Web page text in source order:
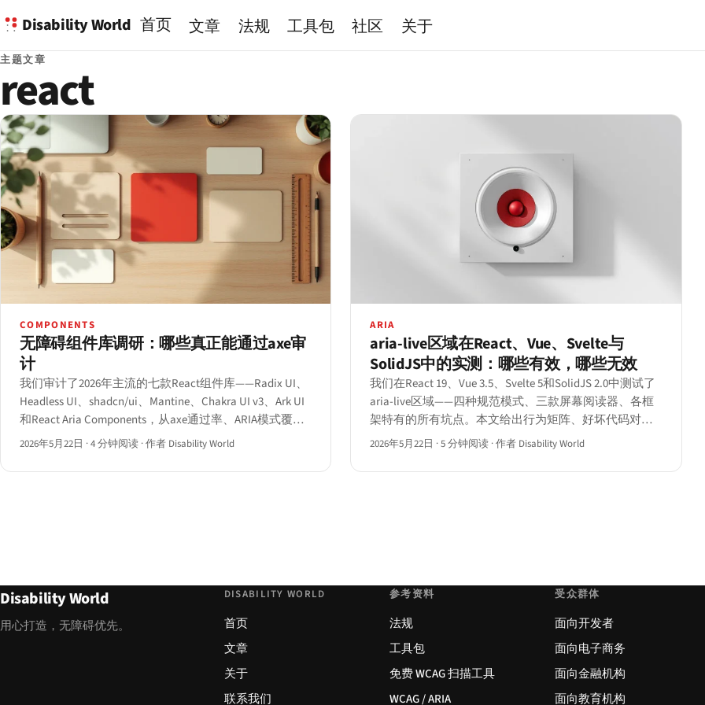
Disability World 首页 文章 法规 工具包 社区 关于
主题文章
react
COMPONENTS
无障碍组件库调研：哪些真正能通过axe审
计
我们审计了2026年主流的七款React组件库——Radix UI、
Headless UI、shadcn/ui、Mantine、Chakra UI v3、Ark UI
和React Aria Components，从axe通过率、ARIA模式覆盖
率、键盘契约和包体积成本四个维度逐一评分。
2026年5月22日 ·4 分钟阅读 ·作者 Disability World
ARIA
aria-live区域在React、Vue、Svelte与
SolidJS中的实测：哪些有效，哪些无效
我们在React 19、Vue 3.5、Svelte 5和SolidJS 2.0中测试了
aria-live区域——四种规范模式、三款屏幕阅读器、各框
架特有的所有坑点。本文给出行为矩阵、好坏代码对比
与实操手册。
2026年5月22日 ·5 分钟阅读 ·作者 Disability World
Disability World
用心打造，无障碍优先。
DISABILITY WORLD
首页
文章
关于
联系我们
参考资料
法规
工具包
免费 WCAG 扫描工具
WCAG / ARIA
受众群体
面向开发者
面向电子商务
面向金融机构
面向教育机构